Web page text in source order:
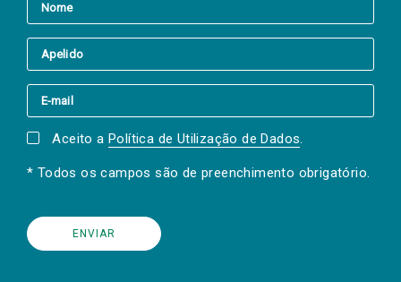
Aceito a Política de Utilização de Dados.
* Todos os campos são de preenchimento obrigatório.